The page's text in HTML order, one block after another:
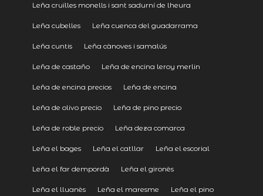
Leña cruïlles monells i sant sadurní de lheura
Leña cubelles Leña cuenca del guadarrama
Leña cuntis Leña cànoves i samalús
Leña de castaño Leña de encina leroy merlin
Leña de encina precios Leña de encina
Leña de olivo precio Leña de pino precio
Leña de roble precio Leña deza comarca
Leña el bages Leña el catllar Leña el escorial
Leña el far dempordà Leña el gironès
Leña el lluanès Leña el maresme Leña el pino